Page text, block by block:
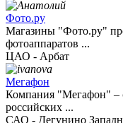
Фото.ру
Магазины "Фото.ру"
фотоаппаратов ...
ЦАО - Арбат
Мегафон
Компания "Мегафон" –
российских ...
САО - Дегунино